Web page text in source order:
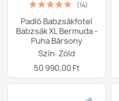
(14)
Padló Babzsákfotel
Babzsák XL Bermuda -
Puha Bársony
Szín: Zöld
50 990,00 Ft